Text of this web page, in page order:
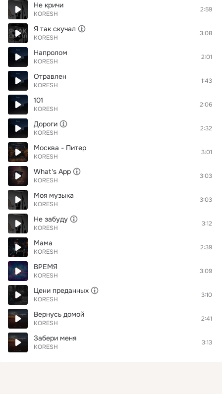
Не кричи
KORESH
2:59
Я так скучал
KORESH
3:08
Напролом
KORESH
2:01
Отравлен
KORESH
1:43
101
KORESH
2:06
Дороги
KORESH
2:32
Москва - Питер
KORESH
3:01
What's App
KORESH
3:03
Моя музыка
KORESH
3:03
Не забуду
KORESH
3:12
Мама
KORESH
2:39
ВРЕМЯ
KORESH
3:09
Цени преданных
KORESH
3:10
Вернусь домой
KORESH
2:41
Забери меня
KORESH
3:13